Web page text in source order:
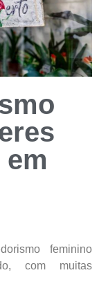
feminino
com muitas